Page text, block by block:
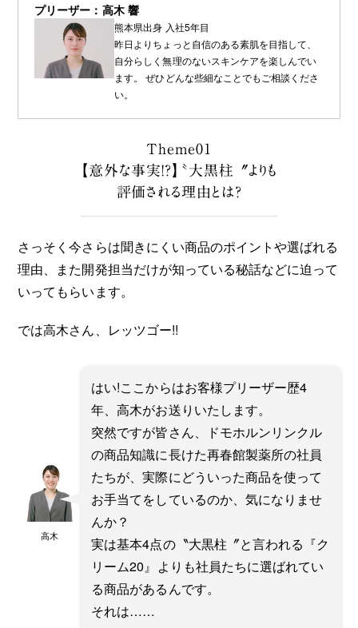
プリーザー：高木 響
熊本県出身 入社5年目
昨日よりちょっと自信のある素肌を目指して、
自分らしく無理のないスキンケアを楽しんでい
ます。 ぜひどんな些細なことでもご相談くださ
い。
Theme01
【意外な事実!?】〝大黒柱〞よりも
評価される理由とは？
さっそく今さらは聞きにくい商品のポイントや選ばれる
理由、また開発担当だけが知っている秘話などに迫って
いってもらいます。
では高木さん、レッツゴー!!
高木
はい!ここからはお客様プリーザー歴4
年、高木がお送りいたします。
突然ですが皆さん、ドモホルンリンクル
の商品知識に長けた再春館製薬所の社員
たちが、実際にどういった商品を使って
お手当てをしているのか、気になりませ
んか？
実は基本4点の〝大黒柱〞と言われる『ク
リーム20』よりも社員たちに選ばれてい
る商品があるんです。
それは……